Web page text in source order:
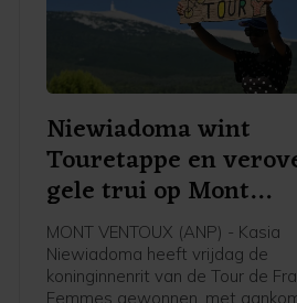
Niewiadoma wint
Touretappe en
gele trui op Mont
Ventoux
MONT VENTOUX (ANP) - Kasia
Niewiadoma heeft vrijdag de
koninginnenrit van de Tour de
Femmes gewonnen, met